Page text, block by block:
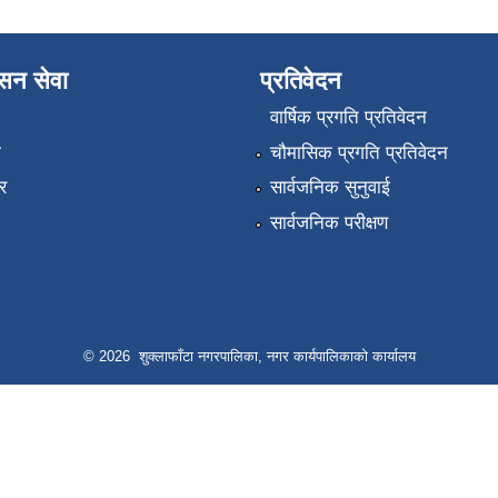
सेवा प्रतिवेदन
वार्षिक प्रगति प्रतिवेदन
चौमासिक प्रगति प्रतिवेदन
सार्वजनिक सुनुवाई
सार्वजनिक परीक्षण
© 2026 शुक्लाफाँटा नगरपालिका, नगर कार्यपालिकाको कार्यालय